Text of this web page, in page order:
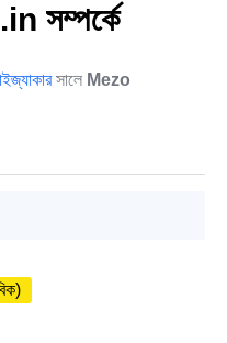
সম্পর্কে
সালে Mezo